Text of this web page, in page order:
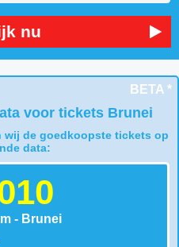
nu
BETA *
voor tickets Brunei
wij de goedkoopste tickets op
data:
- Brunei